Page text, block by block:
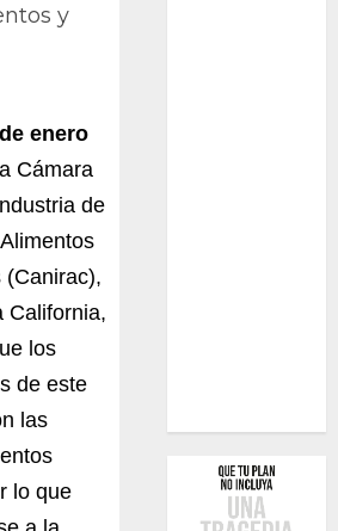
y
enero
Cámara
de
(Canirac),
California,
los
de este
las
lo que